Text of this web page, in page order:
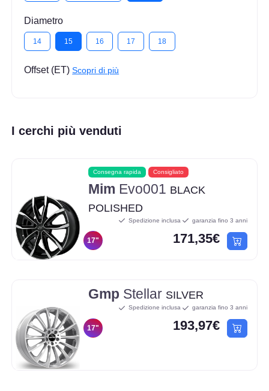
Diametro
14 15 16 17 18
Offset (ET)Scopri di più
I cerchi più venduti
Consegna rapida Consigliato
Mim Evo001 BLACK
POLISHED
17"
Spedizione inclusa garanzia fino 3 anni
171,35€
Gmp Stellar SILVER
17"
Spedizione inclusa garanzia fino 3 anni
193,97€